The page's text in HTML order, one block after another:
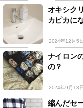
オキシク
カピカに
2024年12月5日
ナイロン
の？
2024年9月13日
縮んだセ